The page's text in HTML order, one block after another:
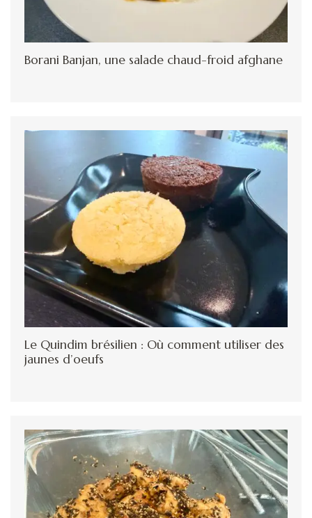
Borani Banjan, une salade chaud-froid afghane
Le Quindim brésilien : Où comment utiliser des
jaunes d’oeufs